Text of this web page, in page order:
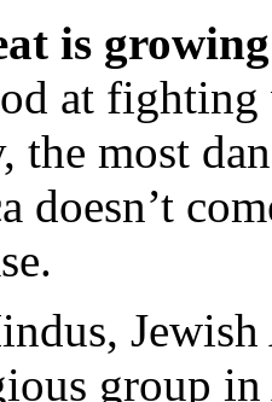
is
at
the most
doesn’t
Jewish
group